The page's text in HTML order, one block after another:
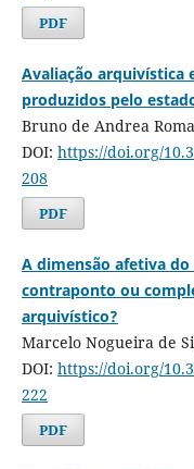
PDF
Avaliação arquivística
produzidos pelo
Bruno de Andrea Roma
DOI: https://doi.org/
208
PDF
A dimensão afetiva
contraponto ou
arquivístico?
Marcelo Nogueira de
DOI: https://doi.org/
222
PDF